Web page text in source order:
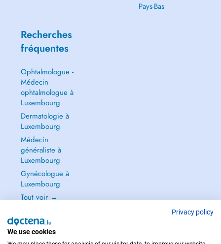
Pays-Bas
Recherches
fréquentes
Ophtalmologue -
Médecin
ophtalmologue à
Luxembourg
Dermatologie à
Luxembourg
Médecin
généraliste à
Luxembourg
Gynécologue à
Luxembourg
Tout voir →
Privacy policy
We use cookies